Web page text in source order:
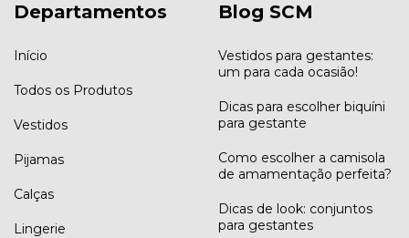
Departamentos
Início
Todos os Produtos
Vestidos
Pijamas
Calças
Lingerie
Blog SCM
Vestidos para gestantes:
um para cada ocasião!
Dicas para escolher biquíni
para gestante
Como escolher a camisola
de amamentação perfeita?
Dicas de look: conjuntos
para gestantes